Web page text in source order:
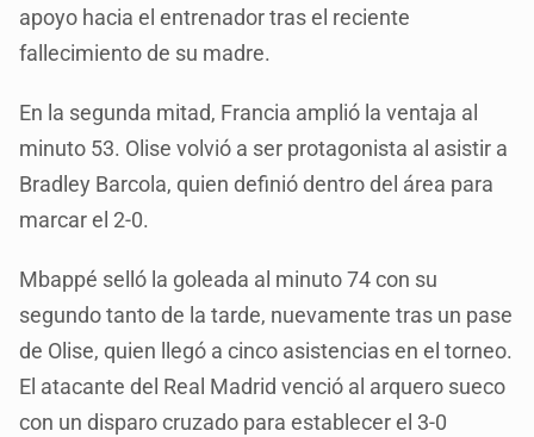
apoyo hacia el entrenador tras el reciente
fallecimiento de su madre.
En la segunda mitad, Francia amplió la ventaja al
minuto 53. Olise volvió a ser protagonista al asistir a
Bradley Barcola, quien definió dentro del área para
marcar el 2-0.
Mbappé selló la goleada al minuto 74 con su
segundo tanto de la tarde, nuevamente tras un pase
de Olise, quien llegó a cinco asistencias en el torneo.
El atacante del Real Madrid venció al arquero sueco
con un disparo cruzado para establecer el 3-0